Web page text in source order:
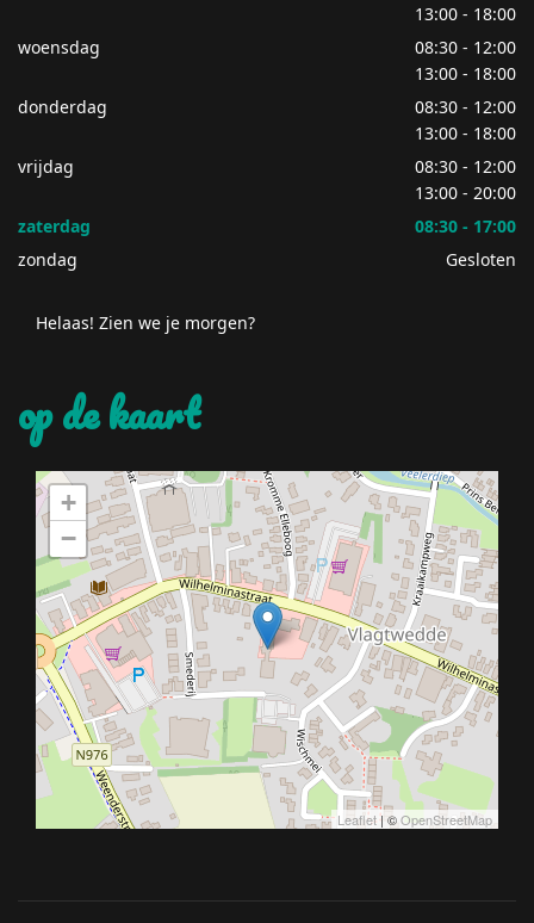
13:00 - 18:00
woensdag
08:30 - 12:00
13:00 - 18:00
donderdag
08:30 - 12:00
13:00 - 18:00
vrijdag
08:30 - 12:00
13:00 - 20:00
zaterdag
08:30 - 17:00
zondag
Gesloten
Helaas! Zien we je morgen?
op de kaart
+
−
Leaflet| ©OpenStreetMap